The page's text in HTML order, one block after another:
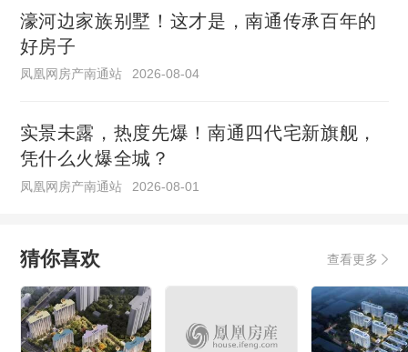
濠河边家族别墅！这才是，南通传承百年的
好房子
凤凰网房产南通站 2026-08-04
实景未露，热度先爆！南通四代宅新旗舰，
凭什么火爆全城？
凤凰网房产南通站 2026-08-01
猜你喜欢 查看更多